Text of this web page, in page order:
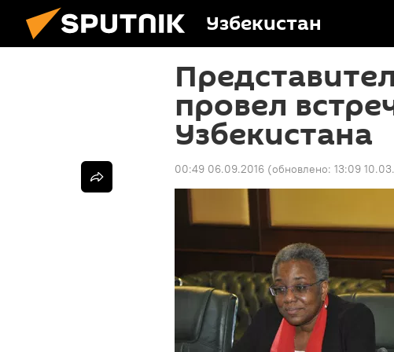
Узбекистан
провел
Узбекистана
00:49 06.09.2016 (обновлено: 13:09